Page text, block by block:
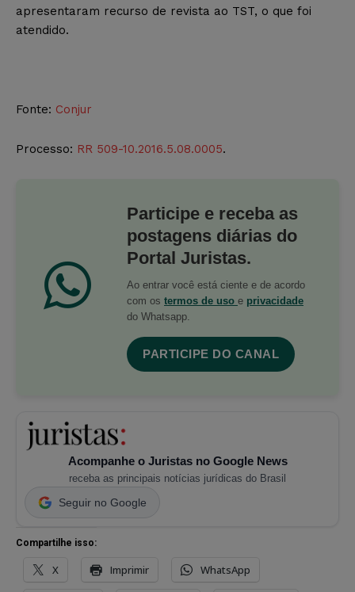
apresentaram recurso de revista ao TST, o que foi
atendido.
Fonte: Conjur
Processo: RR 509-10.2016.5.08.0005.
Participe e receba as
postagens diárias do
Portal Juristas.
Ao entrar você está ciente e de acordo
com os termos de uso e privacidade
do Whatsapp.
PARTICIPE DO CANAL
Acompanhe o Juristas no Google News
receba as principais notícias jurídicas do Brasil
Seguir no Google
Compartilhe isso:
X Imprimir WhatsApp